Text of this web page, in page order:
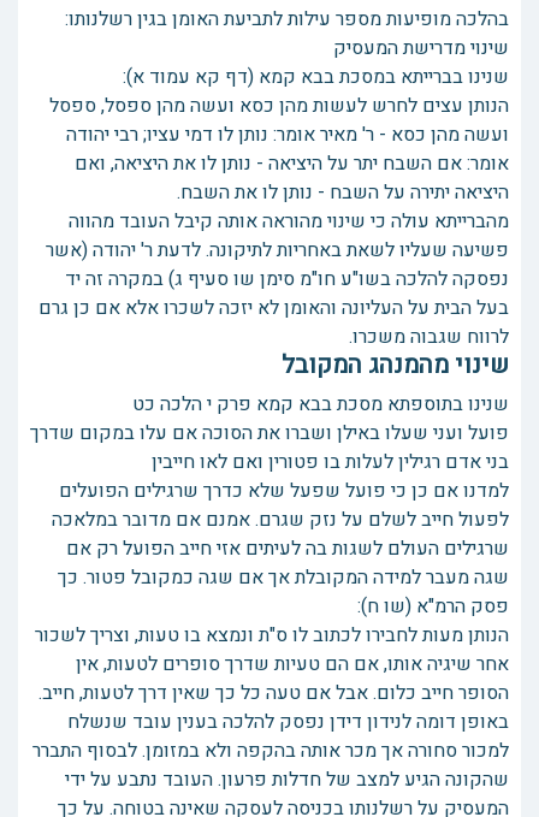
בהלכה מופיעות מספר עילות לתביעת האומן בגין רשלנותו:
שינוי מדרישת המעסיק
שנינו בברייתא במסכת בבא קמא (דף קא עמוד א):
הנותן עצים לחרש לעשות מהן כסא ועשה מהן ספסל, ספסל
ועשה מהן כסא - ר' מאיר אומר: נותן לו דמי עציו; רבי יהודה
אומר: אם השבח יתר על היציאה - נותן לו את היציאה, ואם
היציאה יתירה על השבח - נותן לו את השבח.
מהברייתא עולה כי שינוי מהוראה אותה קיבל העובד מהווה
פשיעה שעליו לשאת באחריות לתיקונה. לדעת ר' יהודה (אשר
נפסקה להלכה בשו"ע חו"מ סימן שו סעיף ג) במקרה זה יד
בעל הבית על העליונה והאומן לא יזכה לשכרו אלא אם כן גרם
לרווח שגבוה משכרו.
שינוי מהמנהג המקובל
שנינו בתוספתא מסכת בבא קמא פרק י הלכה כט
פועל ועני שעלו באילן ושברו את הסוכה אם עלו במקום שדרך
בני אדם רגילין לעלות בו פטורין ואם לאו חייבין
למדנו אם כן כי פועל שפעל שלא כדרך שרגילים הפועלים
לפעול חייב לשלם על נזק שגרם. אמנם אם מדובר במלאכה
שרגילים העולם לשגות בה לעיתים אזי חייב הפועל רק אם
שגה מעבר למידה המקובלת אך אם שגה כמקובל פטור. כך
פסק הרמ"א (שו ח):
הנותן מעות לחבירו לכתוב לו ס"ת ונמצא בו טעות, וצריך לשכור
אחר שיגיה אותו, אם הם טעיות שדרך סופרים לטעות, אין
הסופר חייב כלום. אבל אם טעה כל כך שאין דרך לטעות, חייב.
באופן דומה לנידון דידן נפסק להלכה בענין עובד שנשלח
למכור סחורה אך מכר אותה בהקפה ולא במזומן. לבסוף התברר
שהקונה הגיע למצב של חדלות פרעון. העובד נתבע על ידי
המעסיק על רשלנותו בכניסה לעסקה שאינה בטוחה. על כך